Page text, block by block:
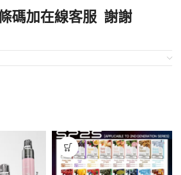
碼加在線客服 謝謝